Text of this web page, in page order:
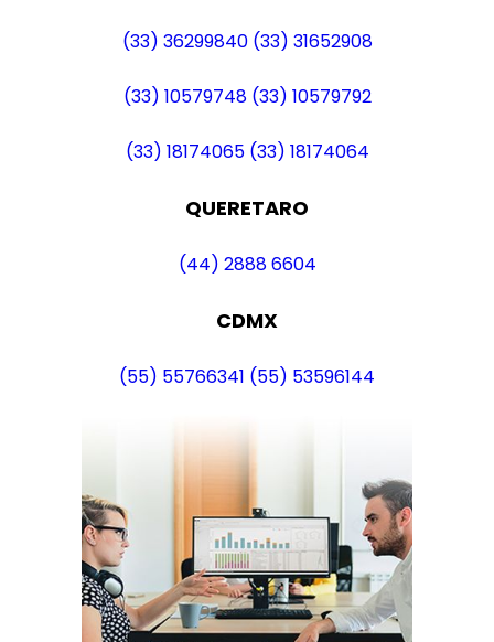
(33) 36299840 (33) 31652908
(33) 10579748 (33) 10579792
(33) 18174065 (33) 18174064
QUERETARO
(44) 2888 6604
CDMX
(55) 55766341 (55) 53596144